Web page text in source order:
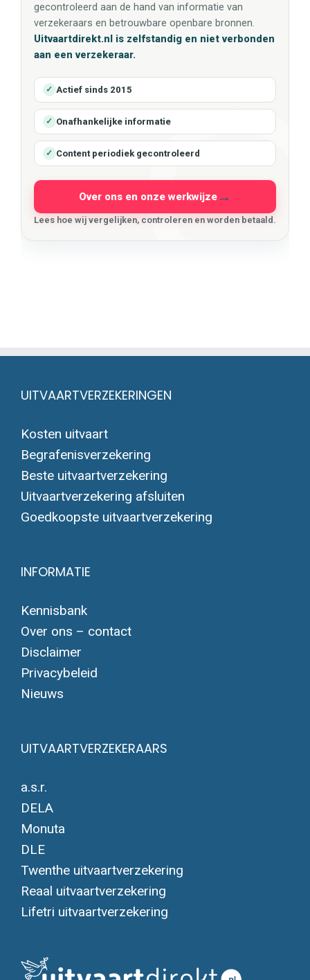
gecontroleerd aan de hand van informatie van
verzekeraars en betrouwbare openbare bronnen.
Uitvaartdirekt.nl is zelfstandig en niet verbonden
aan een verzekeraar.
✓ Actief sinds 2015
✓ Onafhankelijke informatie
✓ Content periodiek gecontroleerd
Over ons en onze werkwijze
Lees hoe wij vergelijken, controleren en worden betaald.
UITVAARTVERZEKERINGEN
Kosten uitvaart
Begrafenisverzekering
Beste uitvaartverzekering
Uitvaartverzekering afsluiten
Goedkoopste uitvaartverzekering
INFORMATIE
Kennisbank
Over ons – contact
Disclaimer
Privacybeleid
Nieuws
UITVAARTVERZEKERAARS
a.s.r.
DELA
Monuta
DLE
Twenthe uitvaartverzekering
Reaal uitvaartverzekering
Lifetri uitvaartverzekering